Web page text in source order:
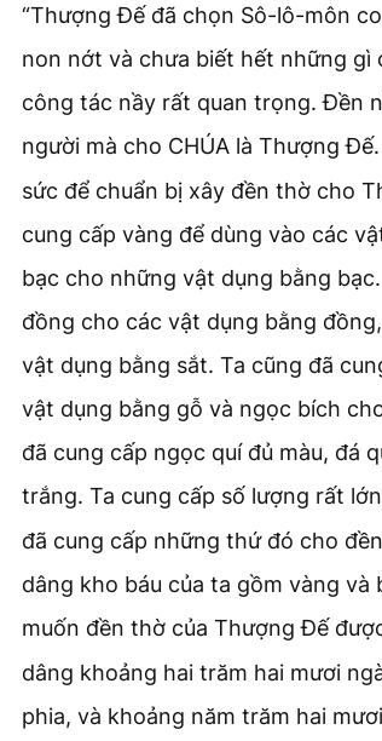
“Thượng Đế đã chọn Sô-lô-môn
non nớt và chưa biết hết những gì
công tác nầy rất quan trọng. Đền
người mà cho CHÚA là Thượng Đế.
sức để chuẩn bị xây đền thờ cho
cung cấp vàng để dùng vào các
bạc cho những vật dụng bằng
đồng cho các vật dụng bằng
vật dụng bằng sắt. Ta cũng đã
vật dụng bằng gỗ và ngọc bích
đã cung cấp ngọc quí đủ màu, đá
trắng. Ta cung cấp số lượng rất
đã cung cấp những thứ đó cho
dâng kho báu của ta gồm vàng và
muốn đền thờ của Thượng Đế
dâng khoảng hai trăm hai mươi
phia, và khoảng năm trăm hai